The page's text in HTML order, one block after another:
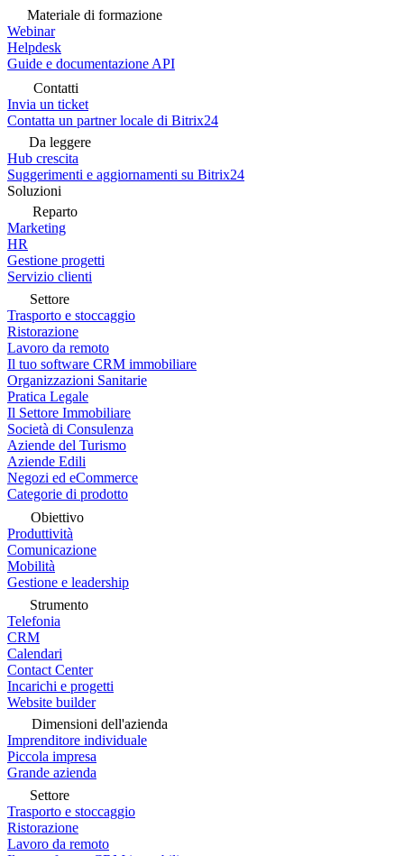
Materiale di formazione
Webinar
Helpdesk
Guide e documentazione API
Contatti
Invia un ticket
Contatta un partner locale di Bitrix24
Da leggere
Hub crescita
Suggerimenti e aggiornamenti su Bitrix24
Soluzioni
Reparto
Marketing
HR
Gestione progetti
Servizio clienti
Settore
Trasporto e stoccaggio
Ristorazione
Lavoro da remoto
Il tuo software CRM immobiliare
Organizzazioni Sanitarie
Pratica Legale
Il Settore Immobiliare
Società di Consulenza
Aziende del Turismo
Aziende Edili
Negozi ed eCommerce
Categorie di prodotto
Obiettivo
Produttività
Comunicazione
Mobilità
Gestione e leadership
Strumento
Telefonia
CRM
Calendari
Contact Center
Incarichi e progetti
Website builder
Dimensioni dell'azienda
Imprenditore individuale
Piccola impresa
Grande azienda
Settore
Trasporto e stoccaggio
Ristorazione
Lavoro da remoto